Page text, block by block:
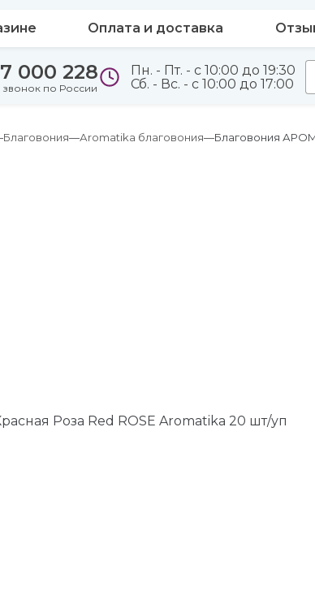
Оплата и доставка
000 228
звонок по России
Пн. - Пт. - с 10:00 до 19:30
Сб. - Вс. - с 10:00 до 17:00
Благовония Аromatika благовония Благовония